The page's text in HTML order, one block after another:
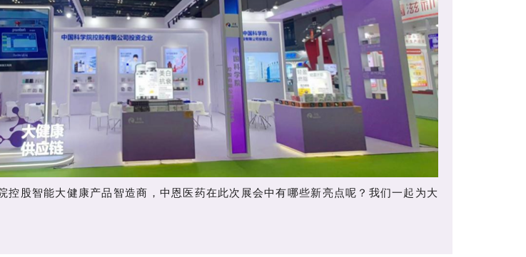
控股智能大健康产品智造商，中恩医药在此次展会中有哪些新亮点呢？我们一起为大